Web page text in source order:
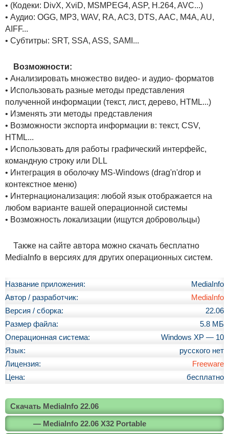
• (Кодеки: DivX, XviD, MSMPEG4, ASP, H.264, AVC...)
• Аудио: OGG, MP3, WAV, RA, AC3, DTS, AAC, M4A, AU,
AIFF...
• Субтитры: SRT, SSA, ASS, SAMI...
Возможности:
• Анализировать множество видео- и аудио- форматов
• Использовать разные методы представления
полученной информации (текст, лист, дерево, HTML...)
• Изменять эти методы представления
• Возможности экспорта информации в: текст, CSV,
HTML...
• Использовать для работы графический интерфейс,
командную строку или DLL
• Интеграция в оболочку MS-Windows (drag'n'drop и
контекстное меню)
• Интернационализация: любой язык отображается на
любом варианте вашей операционной системы
• Возможность локализации (ищутся добровольцы)
Также на сайте автора можно скачать бесплатно
MediaInfo в версиях для других операционных систем.
Название приложения:
MediaInfo
Автор / разработчик:
MediaInfo
Версия / сборка:
22.06
Размер файла:
5.8 МБ
Операционная система:
Windows XP — 10
Язык:
русского нет
Лицензия:
Freeware
Цена:
бесплатно
Скачать MediaInfo 22.06
— MediaInfo 22.06 X32 Portable